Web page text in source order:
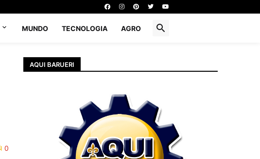
MUNDO TECNOLOGIA AGRO
0
AQUI BARUERI